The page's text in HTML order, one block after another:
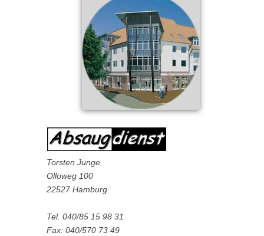
Torsten Junge
Olloweg 100
22527 Hamburg
Tel. 040/85 15 98 31
Fax: 040/570 73 49